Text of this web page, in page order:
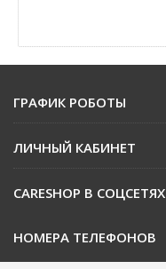
ГРАФИК РОБОТЫ
ЛИЧНЫЙ КАБИНЕТ
CARESHOP В СОЦСЕТЯХ
НОМЕРА ТЕЛЕФОНОВ